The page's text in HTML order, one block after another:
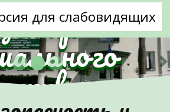
для слабовидящих